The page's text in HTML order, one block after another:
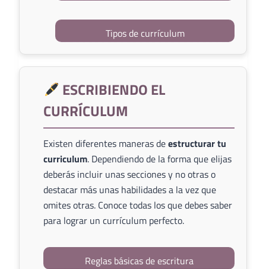
Tipos de currículum
ESCRIBIENDO EL
CURRÍCULUM
Existen diferentes maneras deestructurar tu
curriculum. Dependiendo de la forma que elijas
deberás incluir unas secciones y no otras o
destacar más unas habilidades a la vez que
omites otras. Conoce todas los que debes saber
para lograr un currículum perfecto.
Reglas básicas de escritura